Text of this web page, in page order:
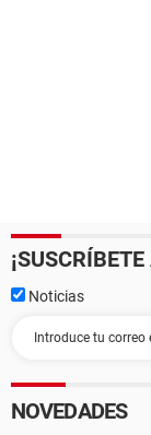
Noticias
NOVEDADES